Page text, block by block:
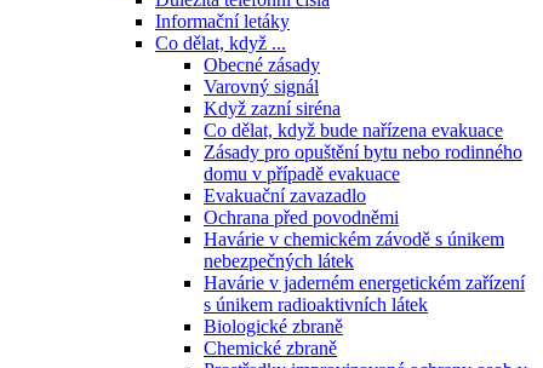
Informační letáky
Co dělat, když ...
Obecné zásady
Varovný signál
Když zazní siréna
Co dělat, když bude nařízena evakuace
Zásady pro opuštění bytu nebo rodinného
domu v případě evakuace
Evakuační zavazadlo
Ochrana před povodněmi
Havárie v chemickém závodě s únikem
nebezpečných látek
Havárie v jaderném energetickém zařízení
s únikem radioaktivních látek
Biologické zbraně
Chemické zbraně